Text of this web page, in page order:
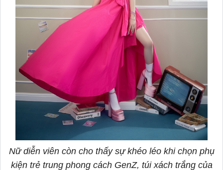
Nữ diễn viên còn cho thấy sự khéo léo khi chọn phụ
kiện trẻ trung phong cách GenZ, túi xách trắng của